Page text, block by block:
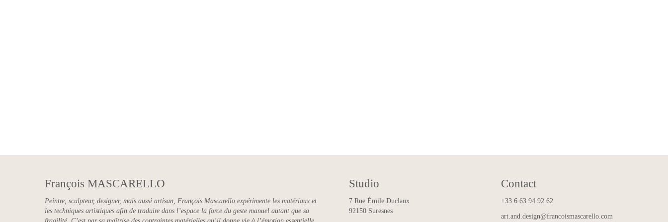
Agora Dynamic Cloud
François MASCARELLO
Peintre, sculpteur, designer, mais aussi artisan, François Mascarello expérimente les matériaux et
les techniques artistiques afin de traduire dans l’espace la force du geste manuel autant que sa
Studio
7 Rue Émile Duclaux
92150 Suresnes
Contact
+33 6 63 94 92 62
art.and.design@francoismascarello.com